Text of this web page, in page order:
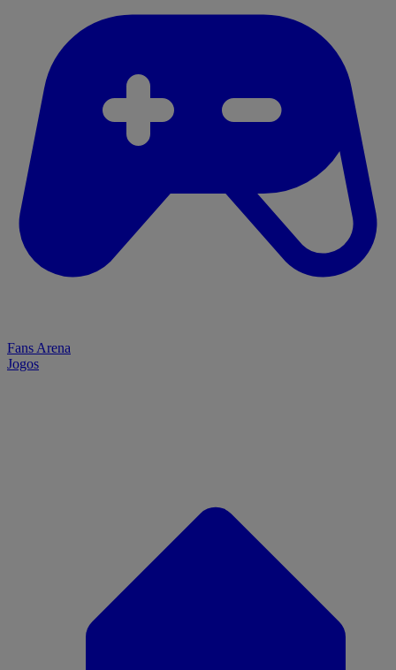
Fans Arena
Jogos